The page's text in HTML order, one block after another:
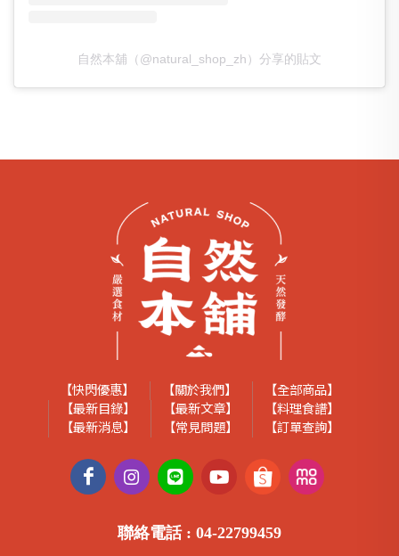
自然本舖（@natural_shop_zh）分享的貼文
【快閃優惠】 【關於我們】
【全部商品】
【最新目錄】
【最新文章】
【料理食譜】
【最新消息】
【常見問題】 【訂單查詢】
聯絡電話 : 04-22799459